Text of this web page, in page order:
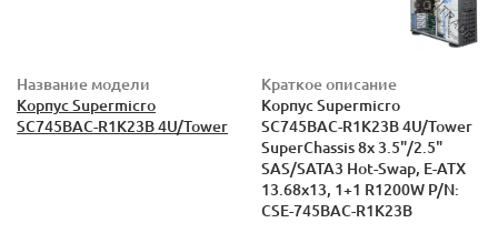
Название модели
Корпус Supermicro
SC745BAC-R1K23B 4U/Tower
Краткое описание
Корпус Supermicro
SC745BAC-R1K23B 4U/Tower
SuperChassis 8x 3.5"/2.5"
SAS/SATA3 Hot-Swap, E-ATX
13.68x13, 1+1 R1200W P/N:
CSE-745BAC-R1K23B